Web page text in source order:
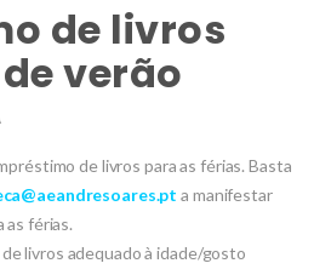
de livros
verão
de livros para as férias. Basta
a manifestar
as férias.
livros adequado à idade/gosto